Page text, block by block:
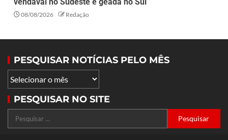
08/08/2026 Redação
PESQUISAR NOTÍCIAS PELO MÊS
PESQUISAR NO SITE